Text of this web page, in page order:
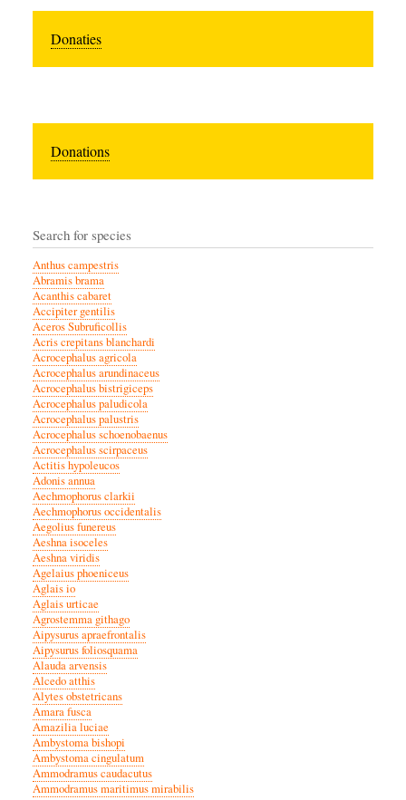
Donaties
Donations
Search for species
Anthus campestris
Abramis brama
Acanthis cabaret
Accipiter gentilis
Aceros Subruficollis
Acris crepitans blanchardi
Acrocephalus agricola
Acrocephalus arundinaceus
Acrocephalus bistrigiceps
Acrocephalus paludicola
Acrocephalus palustris
Acrocephalus schoenobaenus
Acrocephalus scirpaceus
Actitis hypoleucos
Adonis annua
Aechmophorus clarkii
Aechmophorus occidentalis
Aegolius funereus
Aeshna isoceles
Aeshna viridis
Agelaius phoeniceus
Aglais io
Aglais urticae
Agrostemma githago
Aipysurus apraefrontalis
Aipysurus foliosquama
Alauda arvensis
Alcedo atthis
Alytes obstetricans
Amara fusca
Amazilia luciae
Ambystoma bishopi
Ambystoma cingulatum
Ammodramus caudacutus
Ammodramus maritimus mirabilis